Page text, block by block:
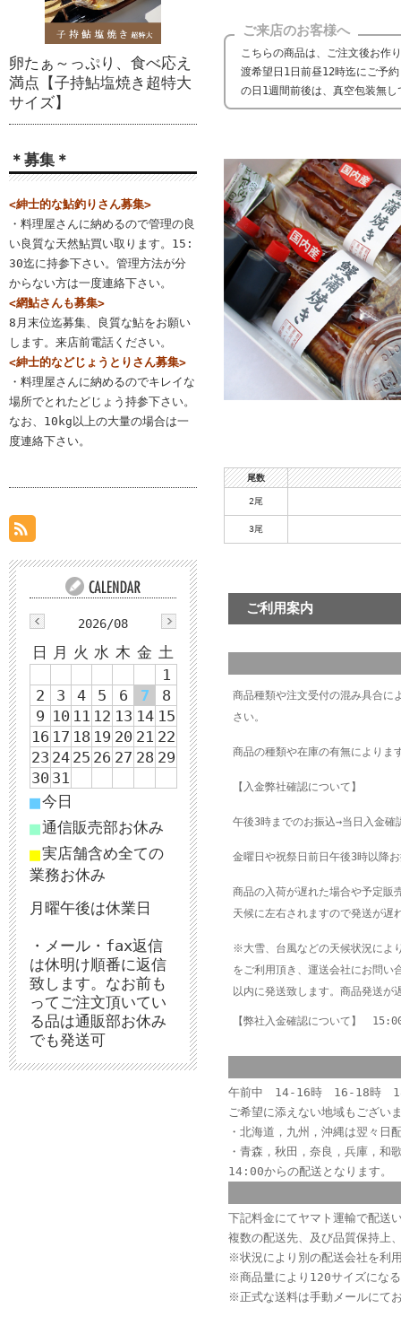
ご来店のお客様へ
こちらの商品は、ご注文後お作
渡希望日1日前昼12時迄にご予
の日1週間前後は、真空包装無
尾数
2尾
3尾
ご利用案内
商品種類や注文受付の混み具合に
さい。
商品の種類や在庫の有無によりま
【入金弊社確認について】
午後3時までのお振込→当日入
金曜日や祝祭日前日午後3時以降
商品の入荷が遅れた場合や予定販
天候に左右されますので発送が遅
※大雪、台風などの天候状況によ
をご利用頂き、運送会社にお問い
以内に発送致します。商品発送
【弊社入金確認について】
午前中 14-16時 16-18時
ご希望に添えない地域もござい
・北海道，九
・青森，秋田，奈良，兵庫，和
14:00からの配送となります
下記料金にてヤマト運輸で配送
複数の配送先、及び品質保持上
※状況により別の配送会社を利
※商品量により120サイズにな
※正式な送料は手動メールにて
卵たぁ～っぷり、食べ応え
満点【子持鮎塩焼き超特大
サイズ】
＊募集＊
<紳士的な鮎釣りさん募集>
・料理屋さんに納めるので管理の良
い良質な天然鮎買い取ります。15:
30迄に持参下さい。管理方法が分
からない方は一度連絡下さい。
<網鮎さんも募集>
8月末位迄募集、良質な鮎をお願い
します。来店前電話ください。
<紳士的などじょうとりさん募集>
・料理屋さんに納めるのでキレイな
場所でとれたどじょう持参下さい。
なお、10kg以上の大量の場合は一
度連絡下さい。
2026/08
日 月 火 水 木 金 土
1
2
3 4 5 6 7
8
9 10 11 12 13 14 15
16 17 18 19 20 21 22
23 24 25 26 27 28 29
30 31
■今日
■通信販売部お休み
■実店舗含め全ての
業務お休み
月曜午後は休業日
・メール・fax返信
は休明け順番に返信
致します。なお前も
ってご注文頂いてい
る品は通販部お休み
でも発送可